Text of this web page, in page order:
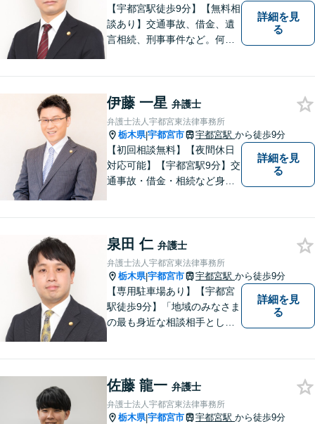
【宇都宮駅徒歩9分】【無料相
談あり】交通事故、借金、遺
言相続、刑事事件など。何か
にご相談ください。真摯に対
応してまいります。【完全個
室】【土日祝の相談可】
詳細を見
る
伊藤 一星 弁護士
弁護士法人宇都宮東法律事務所
栃木県|宇都宮市 宇都宮駅 から徒歩9分
【初回相談無料】【夜間休日
対応可能】【宇都宮駅9分】交
通事故・借金・相続など身近
っくり耳を傾け、まずは不安
を取り除いた上で今後の見通
しをわかりやすく説明しま
す。
詳細を見
る
泉田 仁 弁護士
弁護士法人宇都宮東法律事務所
栃木県|宇都宮市 宇都宮駅 から徒歩9分
【専用駐車場あり】【宇都宮
駅徒歩9分】「地域のみなさま
の最も身近な相談相手として
通事故／遺産相続／借金問題
／企業法務／離婚問題などさ
まざまな分野に力を入れてお
詳細を見
る
佐藤 龍一 弁護士
弁護士法人宇都宮東法律事務所
栃木県|宇都宮市 宇都宮駅 から徒歩9分